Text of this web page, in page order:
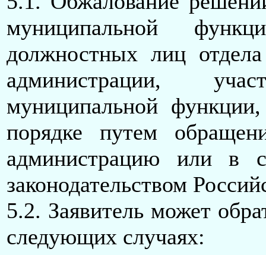
муниципальной
должностных лиц
администрации,
муниципальной
порядке путем
администрацию или в
законодательством
5.2. Заявитель может
следующих случаях: